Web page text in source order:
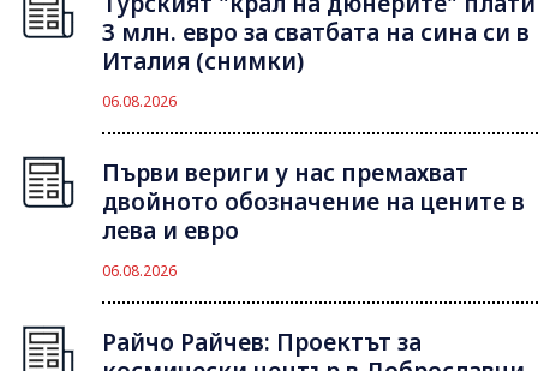
3 млн. евро за сватбата на сина си в
Италия (снимки)
06.08.2026
Първи вериги у нас премахват
двойното обозначение на цените в
лева и евро
06.08.2026
Райчо Райчев: Проектът за